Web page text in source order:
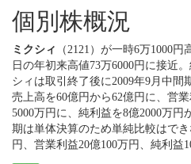
個別株概況
ミクシィ
（2121）が一時6万1000
日の年初来高値73万6000円に接近
シィは取引終了後に2009年9月中間
売上高を60億円から62億円に、営
5000万円に、純利益を8億2000万円
期は単体決算のため単純比較はで
円、営業利益20億100万円、純利益